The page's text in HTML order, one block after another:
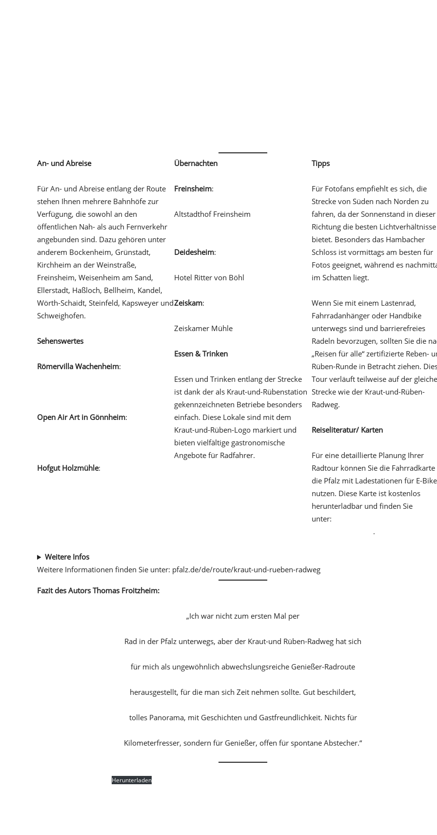
An- und Abreise
Für An- und Abreise entlang der Route
stehen Ihnen mehrere Bahnhöfe zur
Verfügung, die sowohl an den
öffentlichen Nah- als auch Fernverkehr
angebunden sind. Dazu gehören unter
anderem Bockenheim, Grünstadt,
Kirchheim an der Weinstraße,
Freinsheim, Weisenheim am Sand,
Ellerstadt, Haßloch, Bellheim, Kandel,
Wörth-Schaidt, Steinfeld, Kapsweyer und
Schweighofen.
Sehenswertes
Römervilla Wachenheim:
Open Air Art in Gönnheim:
Hofgut Holzmühle:
Übernachten
Freinsheim:
Altstadthof Freinsheim
Deidesheim:
Hotel Ritter von Böhl
Zeiskam:
Zeiskamer Mühle
Essen & Trinken
Essen und Trinken entlang der Strecke
ist dank der als Kraut-und-Rübenstation
gekennzeichneten Betriebe besonders
einfach. Diese Lokale sind mit dem
Kraut-und-Rüben-Logo markiert und
bieten vielfältige gastronomische
Angebote für Radfahrer.
Tipps
Für Fotofans empfiehlt es sich, die
Strecke von Süden nach Norden zu
fahren, da der Sonnenstand in dieser
Richtung die besten Lichtverhältnisse
bietet. Besonders das Hambacher
Schloss ist vormittags am besten für
Fotos geeignet, während es
im Schatten liegt.
Wenn Sie mit einem Lastenrad,
Fahrradanhänger oder Handbike
unterwegs sind und barrierefreies
Radeln bevorzugen, sollten Sie die
„Reisen für alle“ zertifizierte Reben-
Rüben-Runde in Betracht ziehen.
Tour verläuft teilweise auf der
Strecke wie der Kraut-und-Rüben-
Radweg.
Reiseliteratur/ Karten
Für eine detaillierte Planung Ihrer
Radtour können Sie die
die Pfalz mit Ladestationen für E-
nutzen. Diese Karte ist kostenlos
herunterladbar und finden Sie
unter:
.
Weitere Infos
Weitere Informationen finden Sie unter: pfalz.de/de/route/kraut-und-rueben-radweg
Fazit des Autors Thomas Froitzheim:
„Ich war nicht zum ersten Mal per
Rad in der Pfalz unterwegs, aber der Kraut-und Rüben-Radweg hat sich
für mich als ungewöhnlich abwechslungsreiche Genießer-Radroute
herausgestellt, für die man sich Zeit nehmen sollte. Gut beschildert,
tolles Panorama, mit Geschichten und Gastfreundlichkeit. Nichts für
Kilometerfresser, sondern für Genießer, offen für spontane Abstecher.“
Herunterladen